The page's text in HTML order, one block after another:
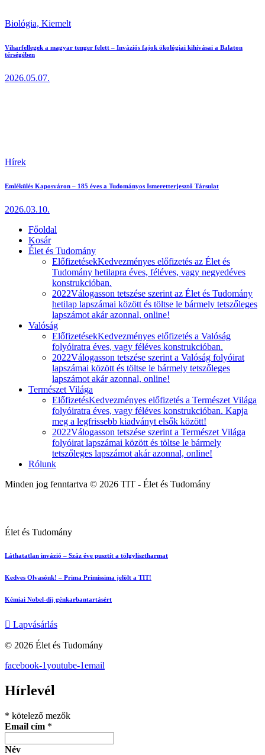
Biológia, Kiemelt
Viharfellegek a magyar tenger felett – Inváziós fajok ökológiai kihívásai a Balaton
térségében
2026.05.07.
Hírek
Emlékülés Kaposváron – 185 éves a Tudományos Ismeretterjesztő Társulat
2026.03.10.
Főoldal
Kosár
Élet és Tudomány
ElőfizetésekKedvezményes előfizetés az Élet és
Tudomány hetilapra éves, féléves, vagy negyedéves
konstrukcióban.
2022Válogasson tetszése szerint az Élet és Tudomány
hetilap lapszámai között és töltse le bármely tetszőleges
lapszámot akár azonnal, online!
Valóság
ElőfizetésekKedvezményes előfizetés a Valóság
folyóiratra éves, vagy féléves konstrukcióban.
2022Válogasson tetszése szerint a Valóság folyóirat
lapszámai között és töltse le bármely tetszőleges
lapszámot akár azonnal, online!
Természet Világa
ElőfizetésKedvezményes előfizetés a Természet Világa
folyóiratra éves, vagy féléves konstrukcióban. Kapja
meg a legfrissebb kiadványt elsők között!
2022Válogasson tetszése szerint a Természet Világa
folyóirat lapszámai között és töltse le bármely
tetszőleges lapszámot akár azonnal, online!
Rólunk
Minden jog fenntartva © 2026 TIT - Élet és Tudomány
Élet és Tudomány
Láthatatlan invázió – Száz éve pusztít a tölgylisztharmat
Kedves Olvasónk! – Prima Primissima jelölt a TIT!
Kémiai Nobel-díj génkarbantartásért
Lapvásárlás
© 2026 Élet és Tudomány
facebook-1youtube-1email
Hírlevél
* kötelező mezők
Email cím *
Név